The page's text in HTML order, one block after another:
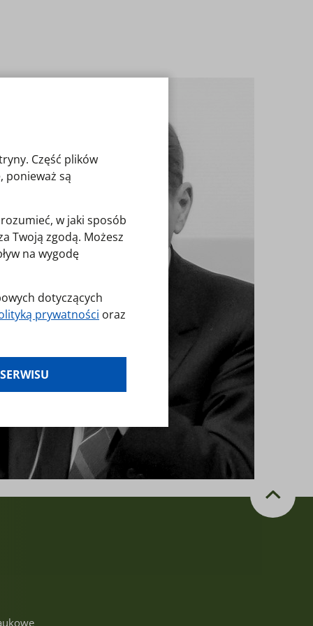
Część plików
ponieważ są
w jaki sposób
Twoją zgodą. Możesz
na wygodę
dotyczących
prywatności oraz
— zresetuj